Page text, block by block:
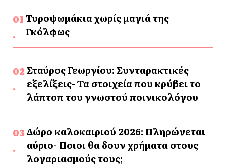
Τυροψωμάκια χωρίς μαγιά της
Γκόλφως
Σταύρος Γεωργίου: Συνταρακτικές
εξελίξεις- Τα στοιχεία που κρύβει το
λάπτοπ του γνωστού ποινικολόγου
Δώρο καλοκαιριού 2026: Πληρώνεται
αύριο- Ποιοι θα δουν χρήματα στους
λογαριασμούς τους;